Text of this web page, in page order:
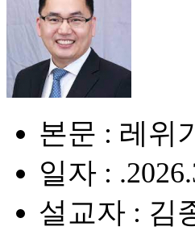
본문 : 레위
일자 :
설교자 : 김